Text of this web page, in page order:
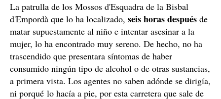
La patrulla de los Mossos d'Esquadra de la Bisbal
d'Empordà que lo ha localizado, seis horas después de
matar supuestamente al niño e intentar asesinar a la
mujer, lo ha encontrado muy sereno. De hecho, no ha
trascendido que presentara síntomas de haber
consumido ningún tipo de alcohol o de otras sustancias,
a primera vista. Los agentes no saben adónde se dirigía,
ni porqué lo hacía a pie, por esta carretera que sale de